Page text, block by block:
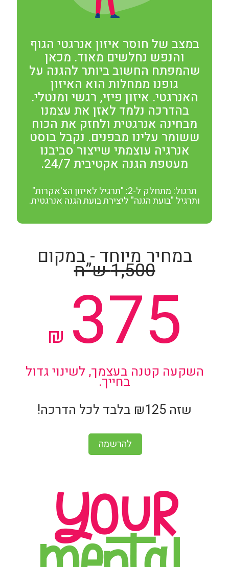
במצב של חוסר איזון אנרגטי הגוף
והנפש נחלשים מאוד. מכאן
שהמפתח החשוב ביותר להגנה על
גופנו ממחלות הוא האיזון
האנרגטי. איזון פיזי, רגשי ומנטלי.
בהדרכה נלמד לאזן את עצמנו
מבחינה אנרגטית ולחזק את הכוח
ששומר עלינו מבפנים. נקבל בוסט
אנרגיה עוצמתי שייצור סביבנו
מעטפת הגנה אקטיבית 24/7.
תרגול: מתחלק ל-2: "תרגיל לאיזון הצ'אקרות"
ותרגיל "בועת הגנה" ליצירת בועת הגנה אנרגטית.
במחיר מיוחד - במקום
1,500 ש”ח
375
₪
השקעה קטנה בעצמך, לשינוי גדול
בחייך.
שזה ₪125 בלבד לכל הדרכה!​
להרשמה